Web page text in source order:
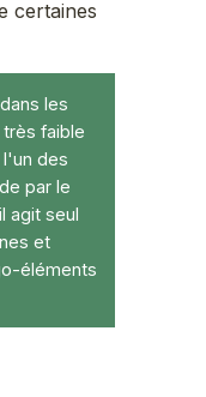
certaines
les
faible
l'un des
par le
agit seul
et
éléments